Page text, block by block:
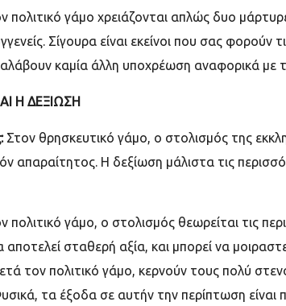
πολιτικό γάμο χρειάζονται απλώς δυο
Σίγουρα είναι εκείνοι που σας φορούν
καμία άλλη υποχρέωση αναφορικά με
Η ΔΕΞΙΩΣΗ
: Στον θρησκευτικό γάμο, ο στολισμός της
απαραίτητος. Η δεξίωση μάλιστα τις
πολιτικό γάμο, ο στολισμός θεωρείται τις
σταθερή αξία, και μπορεί να
τον πολιτικό γάμο, κερνούν τους πολύ
τα έξοδα σε αυτήν την περίπτωση είναι